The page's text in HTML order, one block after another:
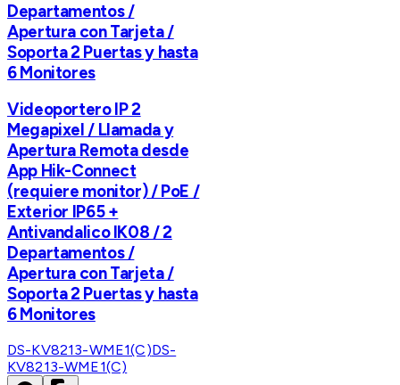
Departamentos /
Apertura con Tarjeta /
Soporta 2 Puertas y hasta
6 Monitores
Videoportero IP 2
Megapixel / Llamada y
Apertura Remota desde
App Hik-Connect
(requiere monitor) / PoE /
Exterior IP65 +
Antivandalico IK08 / 2
Departamentos /
Apertura con Tarjeta /
Soporta 2 Puertas y hasta
6 Monitores
DS-KV8213-WME1(C)DS-
KV8213-WME1(C)